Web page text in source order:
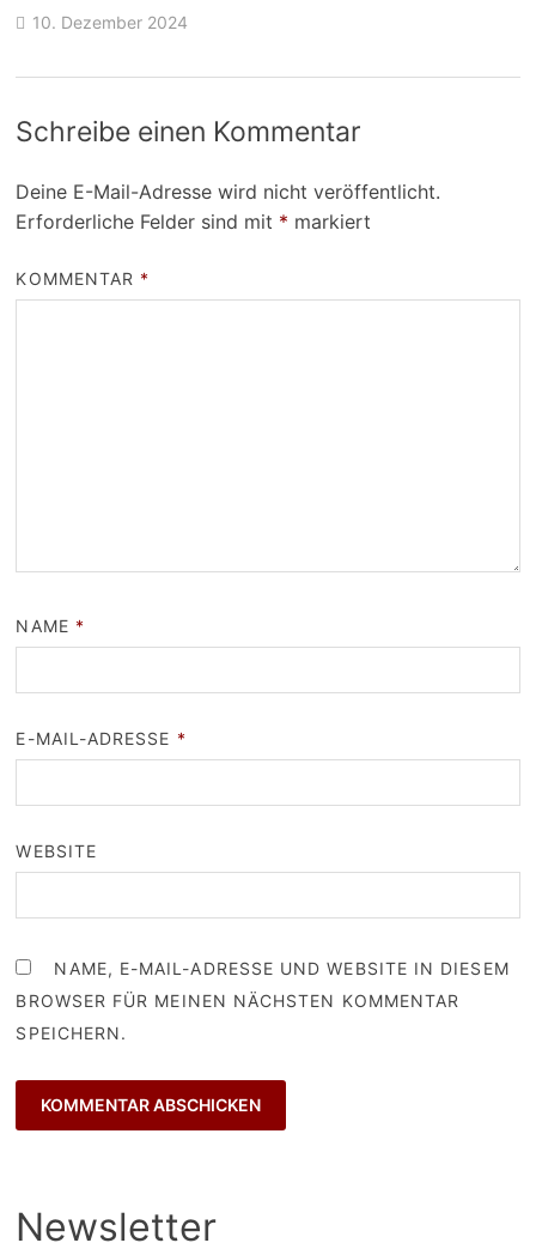
10. Dezember 2024
Schreibe einen Kommentar
Deine E-Mail-Adresse wird nicht veröffentlicht.
Erforderliche Felder sind mit * markiert
KOMMENTAR *
NAME *
E-MAIL-ADRESSE *
WEBSITE
NAME, E-MAIL-ADRESSE UND WEBSITE IN DIESEM
BROWSER FÜR MEINEN NÄCHSTEN KOMMENTAR
SPEICHERN.
Newsletter